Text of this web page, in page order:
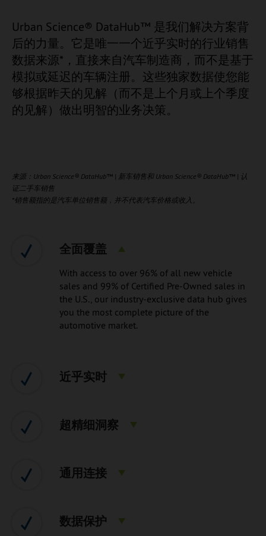
Urban Science® DataHub™ 是我们解决方案背
后的力量。它是唯一一个近乎实时的行业销售
数据来源*，直接来自汽车制造商，而不是基于
模拟或延迟的车辆注册。这些独家数据使您能
够根据昨天的见解（而不是上个月或上个季度
的见解）做出明智的业务决策。
来源：Urban Science® DataHub™ | 新车销售和 Urban Science® DataHub™ | 认
证二手车销售
*销售额指的是汽车单位销售额，并不代表汽车价格或收入。
全面覆盖
With access to over 96% of all new vehicle
sales and 99% of Certified Pre-Owned sales in
the U.S., our industry-exclusive data hub gives
you the most complete picture of the
automotive market.
近乎实时
超精细洞察
通用连接
数据保护